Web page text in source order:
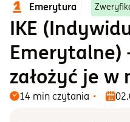
Emerytura
Inwestycje
Blog
Emerytura
IKE
Emerytalne)
założyć je w
14 min czytania